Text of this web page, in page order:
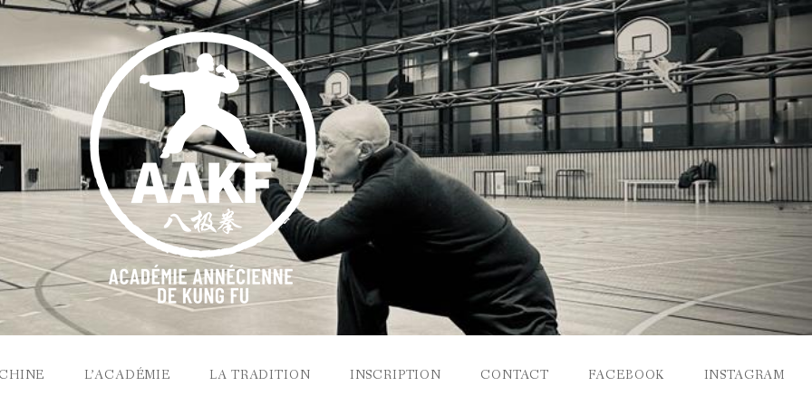
L’ACADÉMIE LA TRADITION INSCRIPTION CONTACT FACEBOOK INSTAGRAM